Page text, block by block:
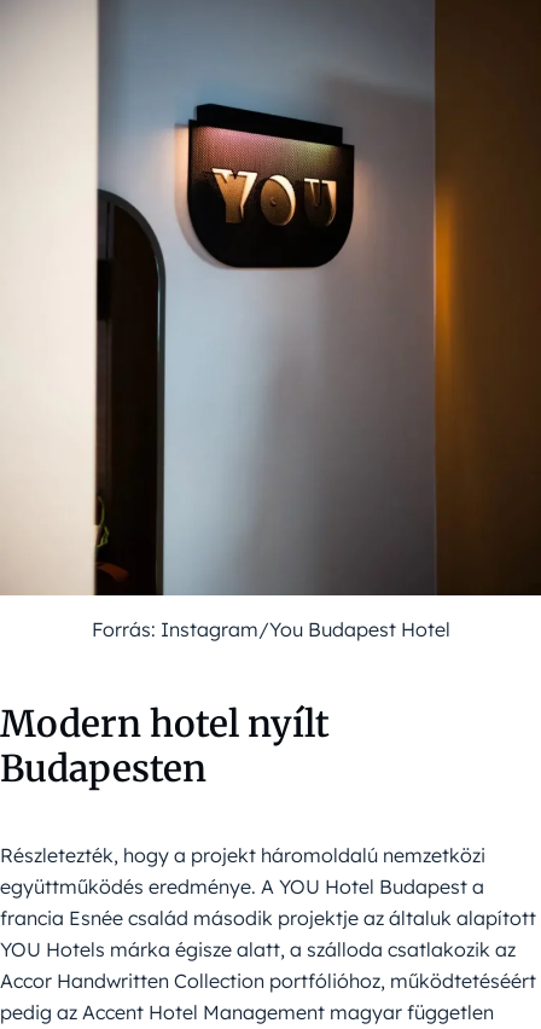
Forrás: Instagram/You Budapest Hotel
Modern hotel nyílt
Budapesten
Részletezték, hogy a projekt háromoldalú nemzetközi
együttműködés eredménye. A YOU Hotel Budapest a
francia Esnée család második projektje az általuk alapított
YOU Hotels márka égisze alatt, a szálloda csatlakozik az
Accor Handwritten Collection portfólióhoz, működtetéséért
pedig az Accent Hotel Management magyar független